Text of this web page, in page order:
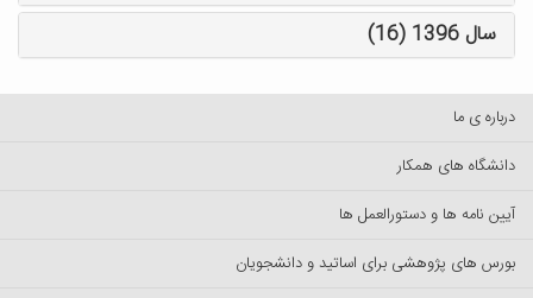
سال 1396 (16)
درباره ی ما
دانشگاه های همکار
آیین نامه ها و دستورالعمل ها
بورس های پژوهشی برای اساتید و دانشجویان